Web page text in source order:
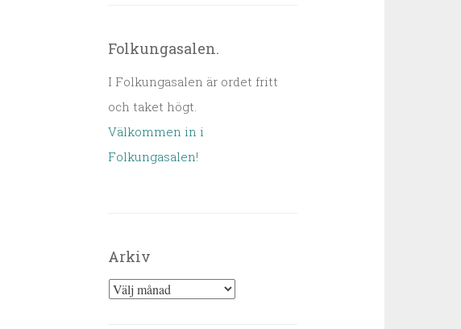
Folkungasalen.
I Folkungasalen är ordet fritt
och taket högt.
Välkommen in i
Folkungasalen!
Arkiv
Arkiv